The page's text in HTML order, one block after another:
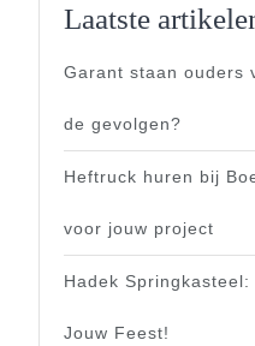
Laatste
Garant staan ouders
de gevolgen?
Heftruck huren bij
voor jouw project
Hadek
Jouw Feest!